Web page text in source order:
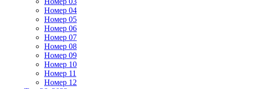
Номер 04
Номер 05
Номер 06
Номер 07
Номер 08
Номер 09
Номер 10
Номер 11
Номер 12